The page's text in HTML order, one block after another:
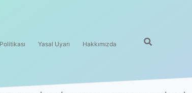
Yasal Uyarı Hakkımızda